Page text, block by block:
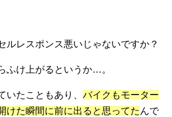
ルレスポンス悪いじゃないですか？
ふけ上がるというか…。
いたこともあり、 バイクもモーター
けた瞬間に前に出ると思ってた んで